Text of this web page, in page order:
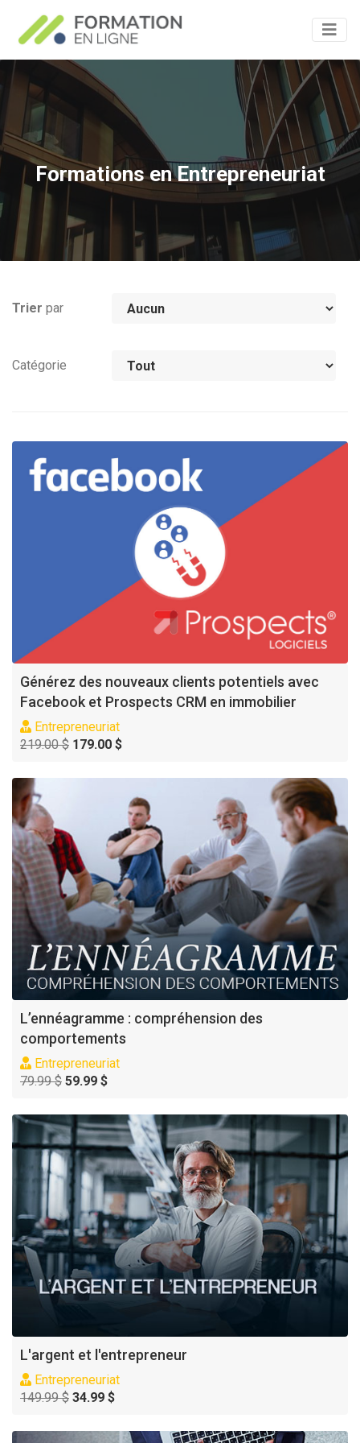
Formationsen Entrepreneuriat
Trier par
Catégorie
Générez des nouveaux clients potentiels avec
Facebook et Prospects CRM en immobilier
Entrepreneuriat
219.00 $ 179.00 $
L’ennéagramme : compréhension des
comportements
Entrepreneuriat
79.99 $ 59.99 $
L'argent et l'entrepreneur
Entrepreneuriat
149.99 $ 34.99 $